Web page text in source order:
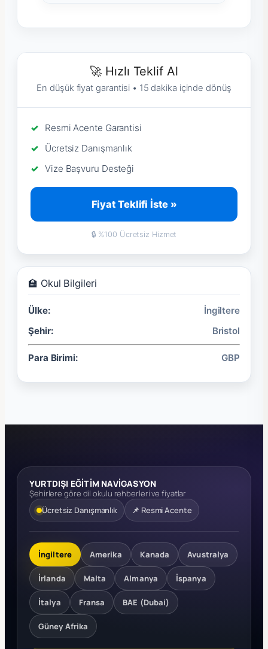
🚀 Hızlı Teklif Al
En düşük fiyat garantisi • 15 dakika içinde dönüş
Resmi Acente Garantisi
Ücretsiz Danışmanlık
Vize Başvuru Desteği
Fiyat Teklifi İste »
🔒 %100 Ücretsiz Hizmet
🏫 Okul Bilgileri
Ülke:
İngiltere
Şehir:
Bristol
Para Birimi: GBP
YURTDIŞI EĞİTİM NAVİGASYON
Şehirlere göre dil okulu rehberleri ve fiyatlar
Ücretsiz Danışmanlık
📌 Resmi Acente
İngiltere Amerika Kanada Avustralya
İrlanda Malta Almanya İspanya
İtalya Fransa BAE (Dubai)
Güney Afrika